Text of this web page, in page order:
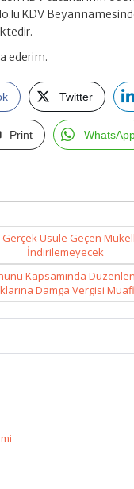
KDV
ederim.
Twitter
Print
Usule Geçen
İndirilemeyecek
Kapsamında
Damga Vergisi